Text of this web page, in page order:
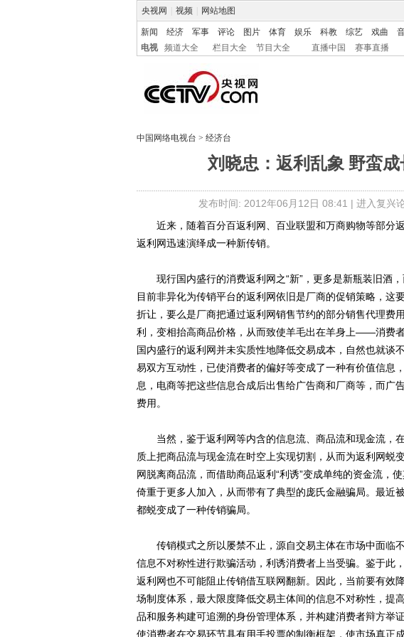
央视网 视频 网站地图
新闻 经济 军事 评论 图片 体育 娱乐 科教 综艺 戏曲
电视
频道大全 栏目大全 节目大全 直播中国 赛事直播
中国网络电视台 > 经济台
刘晓忠：返利乱象 野蛮
发布时间: 2012年06月12日 08:41 | 进入复兴
近来，随着百分百返利网、百业联盟和万商购物等部分
返利网迅速演绎成一种新传销。
现行国内盛行的消费返利网之“新”，更多是新瓶装旧酒
目前非异化为传销平台的返利网依旧是厂商的促销策略，这
折让，要么是厂商把通过返利网销售节约的部分销售代理费
利，变相抬高商品价格，从而致使羊毛出在羊身上——消费
国内盛行的返利网并未实质性地降低交易成本，自然也就谈
易双方互动性，已使消费者的偏好等变成了一种有价值信息
息，电商等把这些信息合成后出售给广告商和厂商等，而广
费用。
当然，鉴于返利网等内含的信息流、商品流和现金流，
质上把商品流与现金流在时空上实现切割，从而为返利网蜕
网脱离商品流，而借助商品返利“利诱”变成单纯的资金流，
倚重于更多人加入，从而带有了典型的庞氏金融骗局。最近
都蜕变成了一种传销骗局。
传销模式之所以屡禁不止，源自交易主体在市场中面临
信息不对称性进行欺骗活动，利诱消费者上当受骗。鉴于此
返利网也不可能阻止传销借互联网翻新。因此，当前要有效
场制度体系，最大限度降低交易主体间的信息不对称性，提
品和服务构建可追溯的身份管理体系，并构建消费者辩方举
使消费者在交易环节具有用手投票的制衡框架，使市场真正